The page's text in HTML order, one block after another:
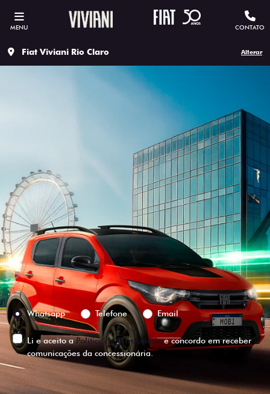
MENU CONTATO
Fiat Viviani Rio Claro Alterar
ESTOU INTERESSADO
Versão escolhida
Preferência de contato:
Whatsapp
Telefone Email
Li e aceito aPolítica de Privacidadee concordo em receber
comunicações da concessionária.
ENTRAR EM CONTATO